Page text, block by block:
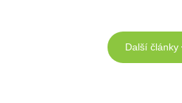
Další články